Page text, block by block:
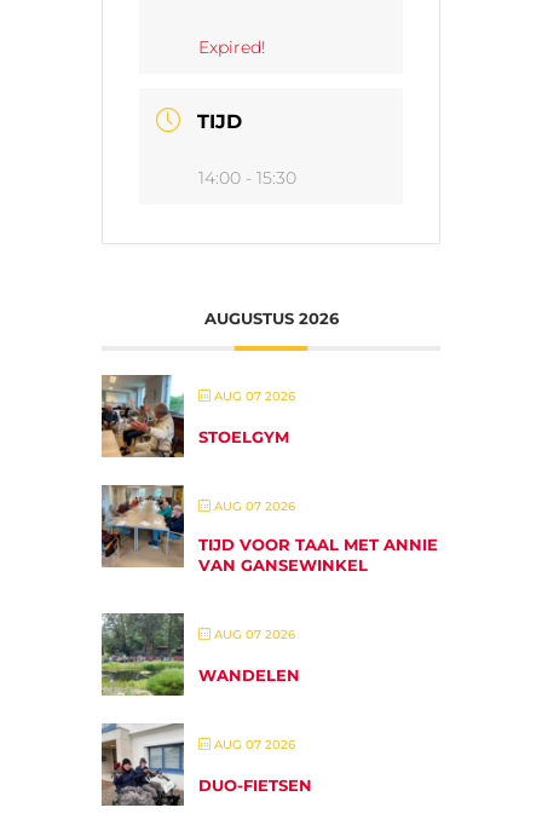
Expired!
TIJD
14:00 - 15:30
AUGUSTUS 2026
AUG 07 2026
STOELGYM
AUG 07 2026
TIJD VOOR TAAL MET ANNIE
VAN GANSEWINKEL
AUG 07 2026
WANDELEN
AUG 07 2026
DUO-FIETSEN